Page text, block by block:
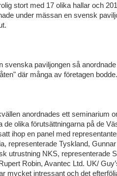
stort med 17 olika hallar och
under mässan en svensk
svenska paviljongen så
där många av företagen bodde.
anordnades ett seminarium
de olika förutsättningarna på de
ihop en panel med
representerade Tyskland,
utrustning NKS, representerade
Robin, Avantec Ltd. UK/
mycket intressant och det